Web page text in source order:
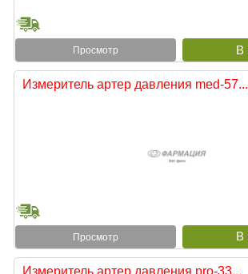
Просмотр
Измеритель артер давления med-57...
Просмотр
Измеритель артер давления pro-33...